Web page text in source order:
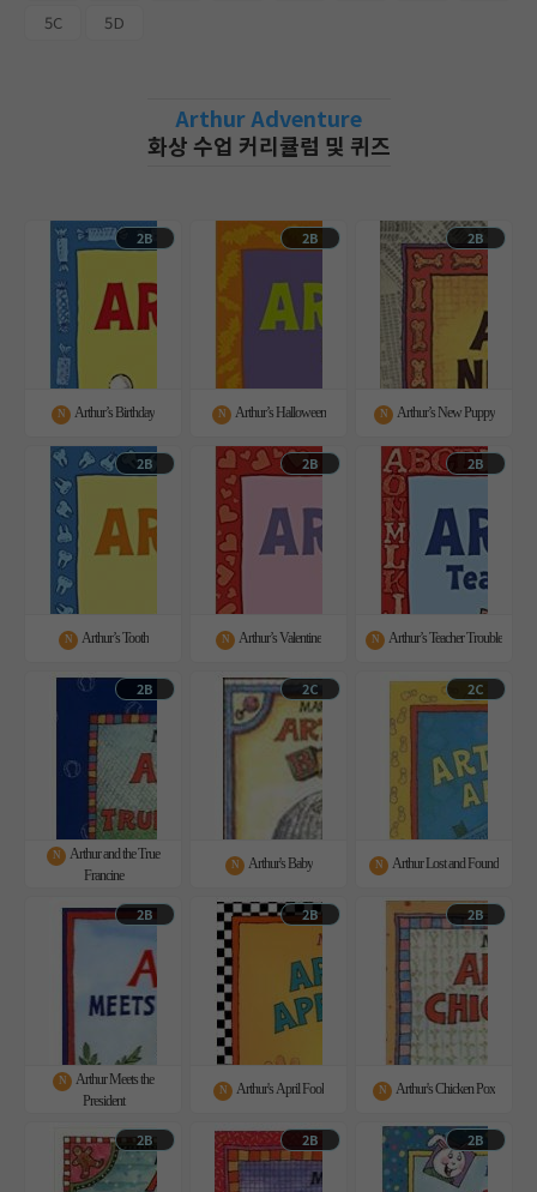
5C 5D
Arthur Adventure
화상 수업 커리큘럼 및 퀴즈
2B
N Arthur’s Birthday
2B
N Arthur’s Halloween
2B
N Arthur’s New Puppy
2B
N Arthur’s Tooth
2B
N Arthur’s Valentine
2B
N Arthur’s Teacher Trouble
2B
N
Arthur and the True
Francine
2C
N Arthur's Baby
2C
N Arthur Lost and Found
2B
N
Arthur Meets the
President
2B
N Arthur's April Fool
2B
N Arthur's Chicken Pox
2B 2B 2B